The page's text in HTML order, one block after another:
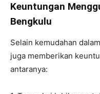
Keuntungan
Bengkulu
Selain kemudahan
juga memberikan
antaranya: